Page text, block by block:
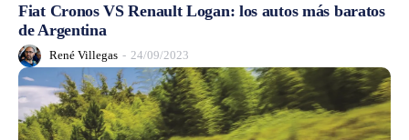
Fiat Cronos VS Renault Logan: los autos más baratos
de Argentina
René Villegas - 24/09/2023